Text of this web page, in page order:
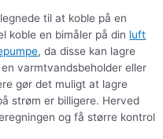
til at koble på en
koble en bimåler på din luft
, da disse kan lagre
varmtvandsbeholder eller
gør det muligt at lagre
strøm er billigere. Herved
og få større kontrol